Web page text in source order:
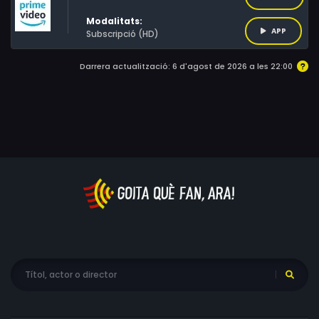
Jaclyn White
Modalitats:
Subscripció (HD)
APP
Darrera actualització: 6 d'agost de 2026 a les 22:00